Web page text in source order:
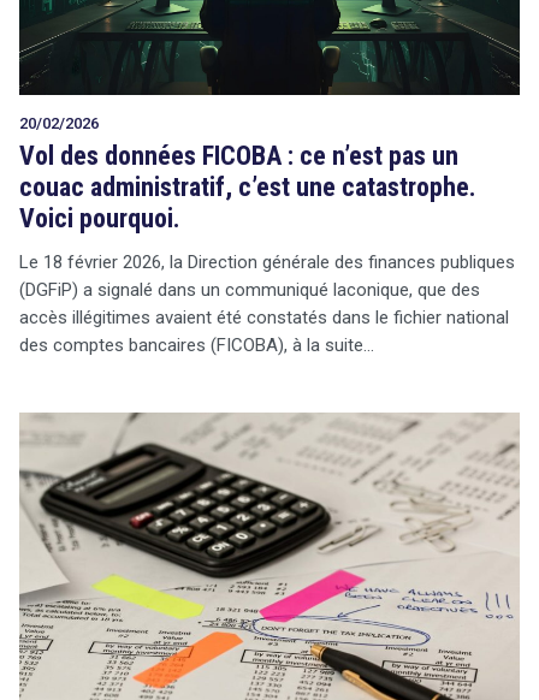
20/02/2026
Vol des données FICOBA : ce n’est pas un
couac administratif, c’est une catastrophe.
Voici pourquoi.
Le 18 février 2026, la Direction générale des finances publiques
(DGFiP) a signalé dans un communiqué laconique, que des
accès illégitimes avaient été constatés dans le fichier national
des comptes bancaires (FICOBA), à la suite…